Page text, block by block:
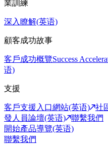
業訓練
深入瞭解(英语)
顧客成功故事
客戶成功概覽Success
语)
支援
客戶支援入口網站(英语) 社
發人員論壇(英语)
聯繫我們
開始產品導覽(英语)
聯繫我們